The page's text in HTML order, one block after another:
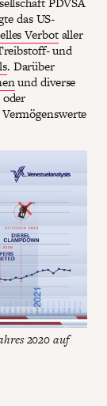
das US-
Verbotaller
und
. Darüber
und diverse
2020 auf